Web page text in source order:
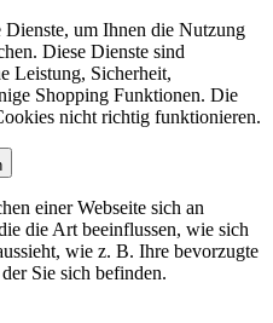
um Ihnen die Nutzung
Diese Dienste sind
Leistung, Sicherheit,
Shopping Funktionen. Die
nicht richtig funktionieren.
einer Webseite sich an
die Art beeinflussen, wie sich
wie z. B. Ihre bevorzugte
Sie sich befinden.